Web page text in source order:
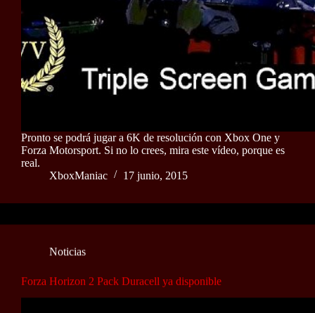
Pronto se podrá jugar a 6K de resolución con Xbox One y
Forza Motorsport. Si no lo crees, mira este vídeo, porque es
real.
XboxManiac
17 junio, 2015
Noticias
Forza Horizon 2 Pack Duracell ya disponible